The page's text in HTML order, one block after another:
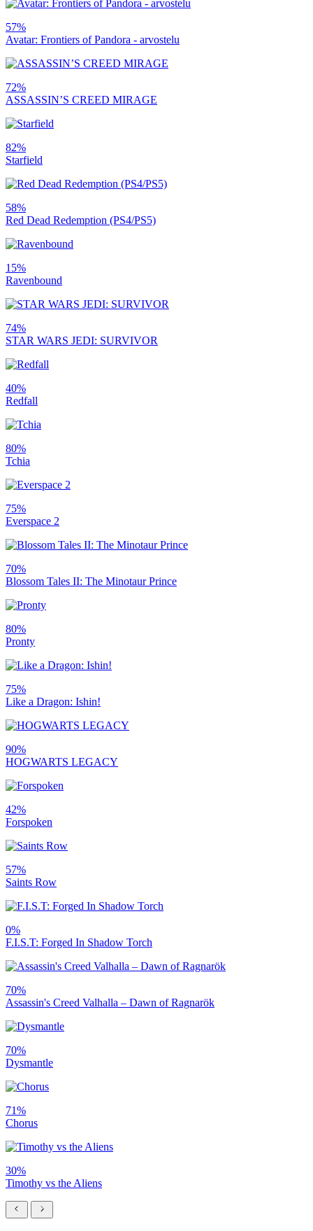
57%
Avatar: Frontiers of Pandora - arvostelu
72%
ASSASSIN’S CREED MIRAGE
82%
Starfield
58%
Red Dead Redemption (PS4/PS5)
15%
Ravenbound
74%
STAR WARS JEDI: SURVIVOR
40%
Redfall
80%
Tchia
75%
Everspace 2
70%
Blossom Tales II: The Minotaur Prince
80%
Pronty
75%
Like a Dragon: Ishin!
90%
HOGWARTS LEGACY
42%
Forspoken
57%
Saints Row
0%
F.I.S.T: Forged In Shadow Torch
70%
Assassin's Creed Valhalla – Dawn of Ragnarök
70%
Dysmantle
71%
Chorus
30%
Timothy vs the Aliens